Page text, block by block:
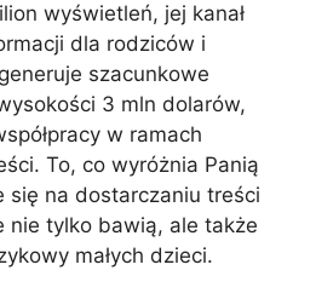
wyświetleń, jej kanał
dla rodziców i
szacunkowe
3 mln dolarów,
w ramach
To, co wyróżnia Panią
się na dostarczaniu treści
nie tylko bawią, ale także
małych dzieci.